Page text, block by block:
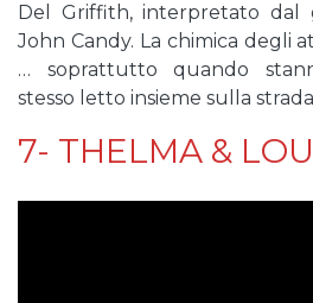
Del Griffith, interpretato dal
John Candy. La chimica degli
… soprattutto quando
stesso letto insieme sulla
7- THELMA &